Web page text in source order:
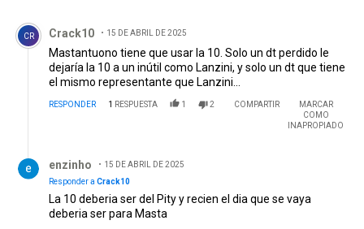
Comentario de Crack10.
CR Crack10 15 DE ABRIL DE 2025
Mastantuono tiene que usar la 10. Solo un dt perdido le
dejaría la 10 a un inútil como Lanzini, y solo un dt que tiene
el mismo representante que Lanzini...
RESPONDER 1 RESPUESTA 1 2 COMPARTIR
MARCAR
COMO
INAPROPIADO
enzinho
15 DE ABRIL DE 2025
Responder a Crack10
La 10 deberia ser del Pity y recien el dia que se vaya
deberia ser para Masta